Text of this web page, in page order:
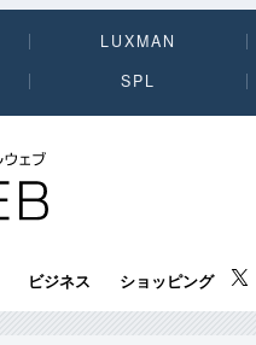
LUXMAN
SPL
ビジネス ショッピング